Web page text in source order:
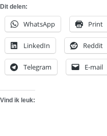
Dit delen:
WhatsApp Print
LinkedIn Reddit
Telegram E-mail
Vind ik leuk: